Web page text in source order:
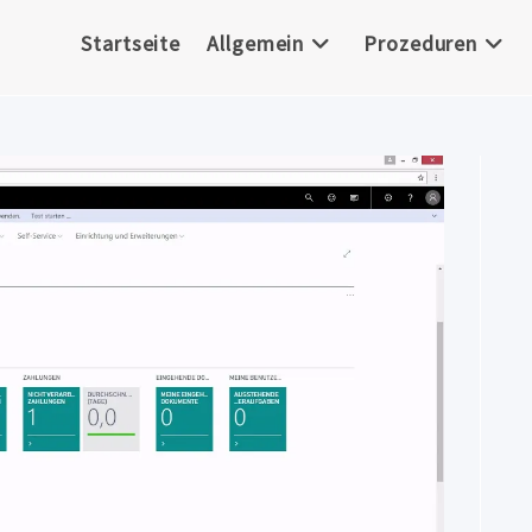
Startseite Allgemein Prozeduren